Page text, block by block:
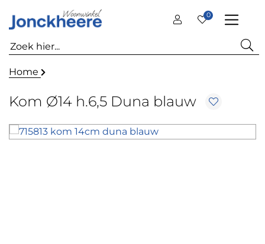
0
Home
Kom Ø14 h.6,5 Duna blauw